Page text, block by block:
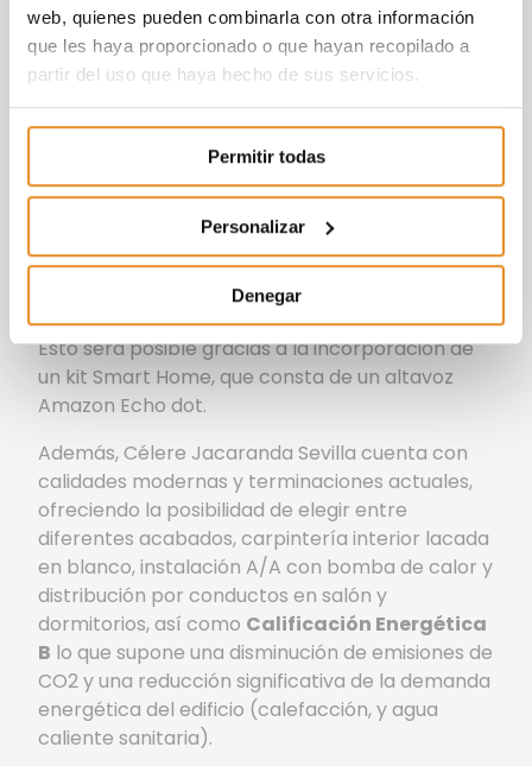
web, quienes pueden combinarla con otra información
que les haya proporcionado o que hayan recopilado a
partir del uso que haya hecho de sus servicios.
Permitir todas
Personalizar
Denegar
La promoción dispone de unSeguro
Payments Protection, que aportará a los
clientes mayor tranquilidad y seguridad en un
momento tan importante como es la compra
Además incorpora la nueva
Célere Wish
que, de la mano de un
partner como Amazon, permitirá a los
habitantes de las promoción controlar, a través
de la voz, la reserva de las zonas comunes.
Esto será posible gracias a la incorporación de
un kit Smart Home, que consta de un altavoz
Amazon Echo dot.
Además, Célere Jacaranda Sevilla cuenta con
calidades modernas y terminaciones actuales,
ofreciendo la posibilidad de elegir entre
diferentes acabados, carpintería interior lacada
en blanco, instalación A/A con bomba de calor y
distribución por conductos en salón y
dormitorios, así como Calificación Energética
B lo que supone una disminución de emisiones de
CO2 y una reducción significativa de la demanda
energética del edificio (calefacción, y agua
caliente sanitaria).